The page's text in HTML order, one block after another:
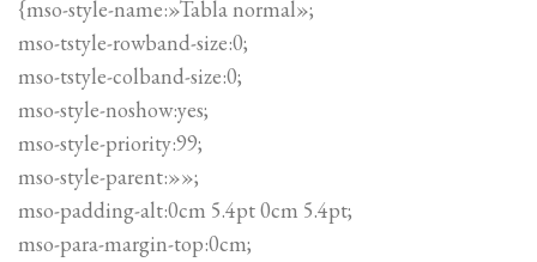
{mso-style-name:»Tabla normal»;
mso-tstyle-rowband-size:0;
mso-tstyle-colband-size:0;
mso-style-noshow:yes;
mso-style-priority:99;
mso-style-parent:»»;
mso-padding-alt:0cm 5.4pt 0cm 5.4pt;
mso-para-margin-top:0cm;